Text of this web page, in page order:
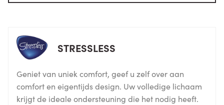
STRESSLESS
Geniet van uniek comfort, geef u zelf over aan
comfort en eigentijds design. Uw volledige lichaam
krijgt de ideale ondersteuning die het nodig heeft.